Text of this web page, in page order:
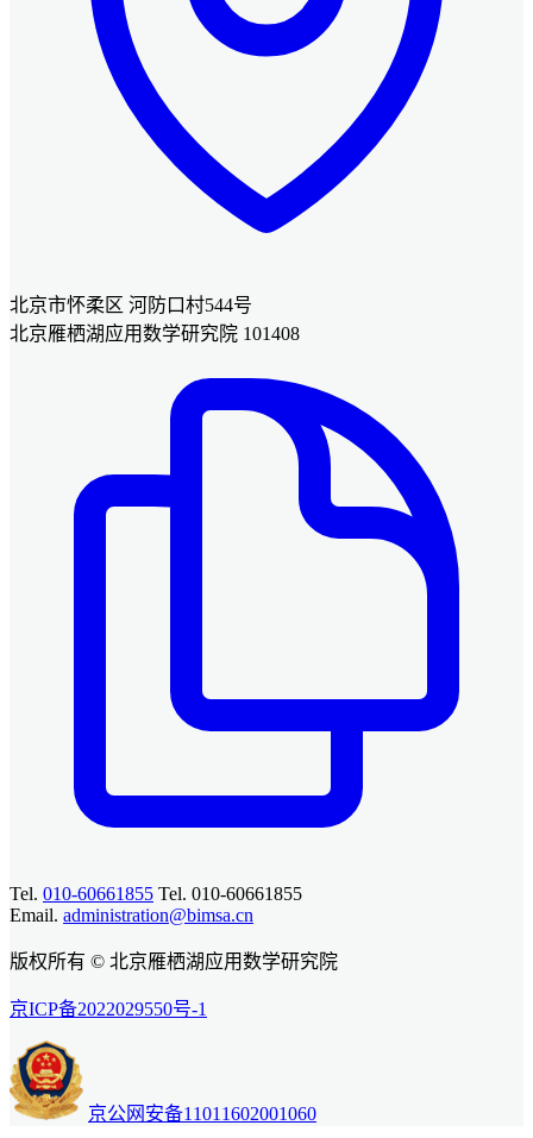
北京市怀柔区 河防口村544号
北京雁栖湖应用数学研究院 101408
Tel. 010-60661855 Tel. 010-60661855
Email. administration@bimsa.cn
版权所有 © 北京雁栖湖应用数学研究院
京ICP备2022029550号-1
京公网安备11011602001060